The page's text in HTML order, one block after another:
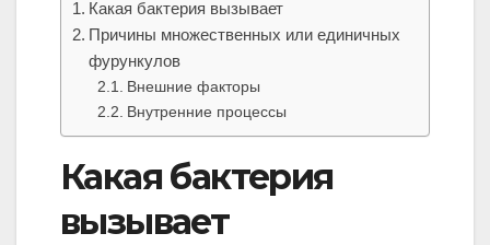
Какая бактерия вызывает
Причины множественных или единичных
фурункулов
Внешние факторы
Внутренние процессы
Какая бактерия
вызывает